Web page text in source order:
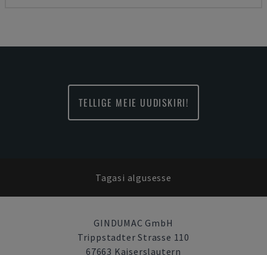
TELLIGE MEIE UUDISKIRI!
Tagasi algusesse
GINDUMAC GmbH
Trippstadter Strasse 110
67663 Kaiserslautern